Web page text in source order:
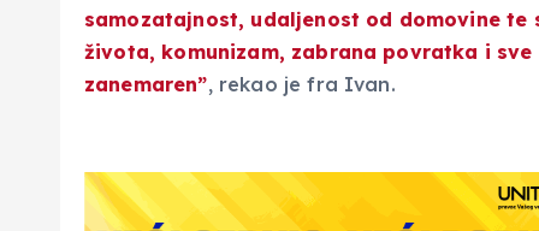
samozatajnost, udaljenost od domovine
života, komunizam, zabrana povratka i
zanemaren”, rekao je fra Ivan.